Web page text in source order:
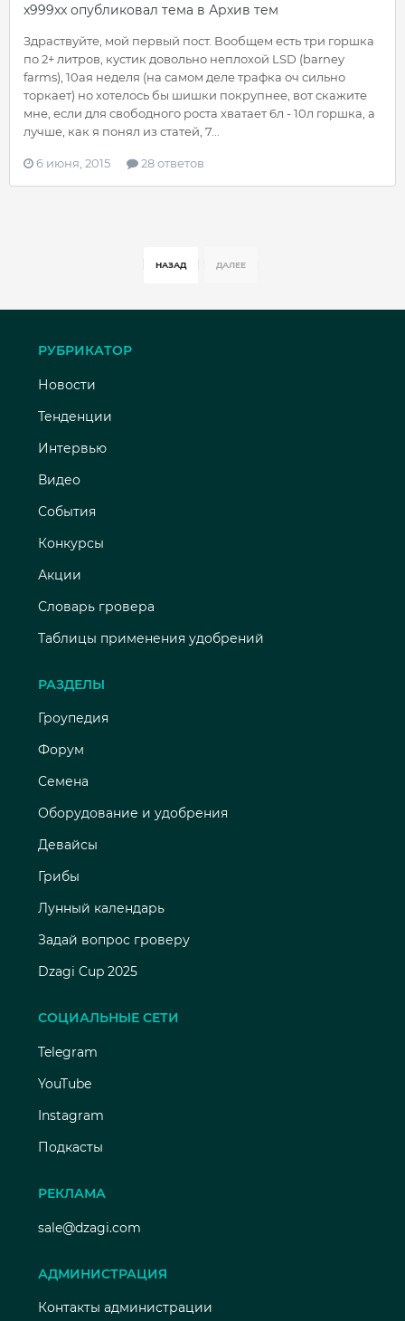
x999xx опубликовал тема в Архив тем
Здраствуйте, мой первый пост. Вообщем есть три горшка
по 2+ литров, кустик довольно неплохой LSD (barney
farms), 10ая неделя (на самом деле трафка оч сильно
торкает) но хотелось бы шишки покрупнее, вот скажите
мне, если для свободного роста хватает 6л - 10л горшка, а
лучше, как я понял из статей, 7...
6 июня, 2015 28 ответов
НАЗАД ДАЛЕЕ
РУБРИКАТОР
Новости
Тенденции
Интервью
Видео
События
Конкурсы
Акции
Словарь гровера
Таблицы применения удобрений
РАЗДЕЛЫ
Гроупедия
Форум
Семена
Оборудование и удобрения
Девайсы
Грибы
Лунный календарь
Задай вопрос гроверу
Dzagi Cup 2025
СОЦИАЛЬНЫЕ СЕТИ
Telegram
YouTube
Instagram
Подкасты
РЕКЛАМА
sale@dzagi.com
АДМИНИСТРАЦИЯ
Контакты администрации